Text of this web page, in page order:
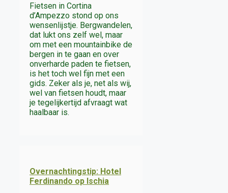
Fietsen in Cortina
d’Ampezzo stond op ons
wensenlijstje. Bergwandelen,
dat lukt ons zelf wel, maar
om met een mountainbike de
bergen in te gaan en over
onverharde paden te fietsen,
is het toch wel fijn met een
gids. Zeker als je, net als wij,
wel van fietsen houdt, maar
je tegelijkertijd afvraagt wat
haalbaar is.
Overnachtingstip: Hotel
Ferdinando op Ischia